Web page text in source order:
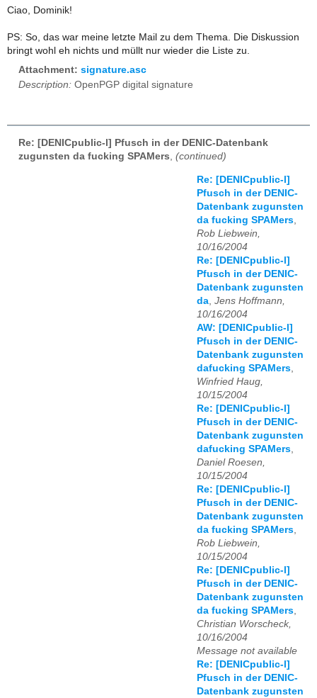
Ciao, Dominik!
PS: So, das war meine letzte Mail zu dem Thema. Die Diskussion
bringt wohl eh nichts und müllt nur wieder die Liste zu.
Attachment: signature.asc
Description: OpenPGP digital signature
Re: [DENICpublic-l] Pfusch in der DENIC-Datenbank
zugunsten da fucking SPAMers, (continued)
Re: [DENICpublic-l]
Pfusch in der DENIC-
Datenbank zugunsten
da fucking SPAMers
Rob Liebwein,
10/16/2004
Re: [DENICpublic-l]
Pfusch in der DENIC-
Datenbank zugunsten
da Jens Hoffmann,
10/16/2004
AW: [DENICpublic-l]
Pfusch in der DENIC-
Datenbank zugunsten
dafucking SPAMers
Winfried Haug,
10/15/2004
Re: [DENICpublic-l]
Pfusch in der DENIC-
Datenbank zugunsten
dafucking SPAMers
Daniel Roesen,
10/15/2004
Re: [DENICpublic-l]
Pfusch in der DENIC-
Datenbank zugunsten
da fucking SPAMers
Rob Liebwein,
10/15/2004
Re: [DENICpublic-l]
Pfusch in der DENIC-
Datenbank zugunsten
da fucking SPAMers
Christian Worscheck,
10/16/2004
Message not available
Re: [DENICpublic-l]
Pfusch in der DENIC-
Datenbank zugunsten